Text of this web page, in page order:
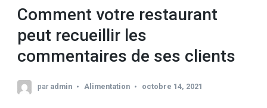
Comment votre restaurant
peut recueillir les
commentaires de ses clients
par admin Alimentation octobre 14, 2021